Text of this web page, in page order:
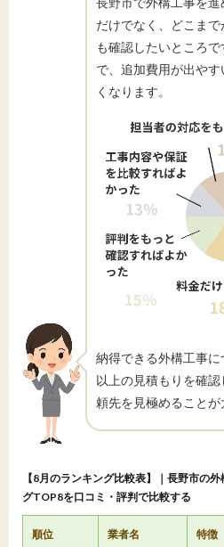
だけでなく、どこま
も確認したいところ
で、追加費用が出や
くなります。
納得できる外構工事
以上の見積もりを確
頼先を見極めることが
【8月のランキング比較表】｜長野市の
グTOP8を口コミ・評判で比較する
順位 業者名 特徴